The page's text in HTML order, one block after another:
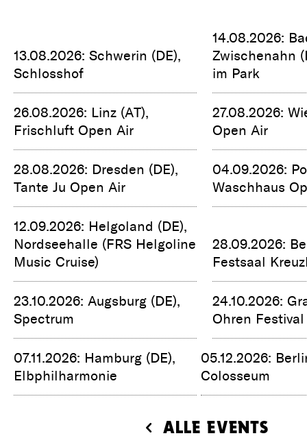
13.08.2026: Schwerin (DE),
Schlosshof
14.08.2026:
Zwischenahn
im Park
26.08.2026: Linz (AT),
Frischluft Open Air
27.08.2026:
Open Air
28.08.2026: Dresden (DE),
Tante Ju Open Air
04.09.2026:
Waschhaus
12.09.2026: Helgoland (DE),
Nordseehalle (FRS Helgoline
Music Cruise)
28.09.2026:
Festsaal
23.10.2026: Augsburg (DE),
Spectrum
24.10.2026:
Ohren Festival
07.11.2026: Hamburg (DE),
Elbphilharmonie
05.12.2026:
Colosseum
ALLE EVENTS